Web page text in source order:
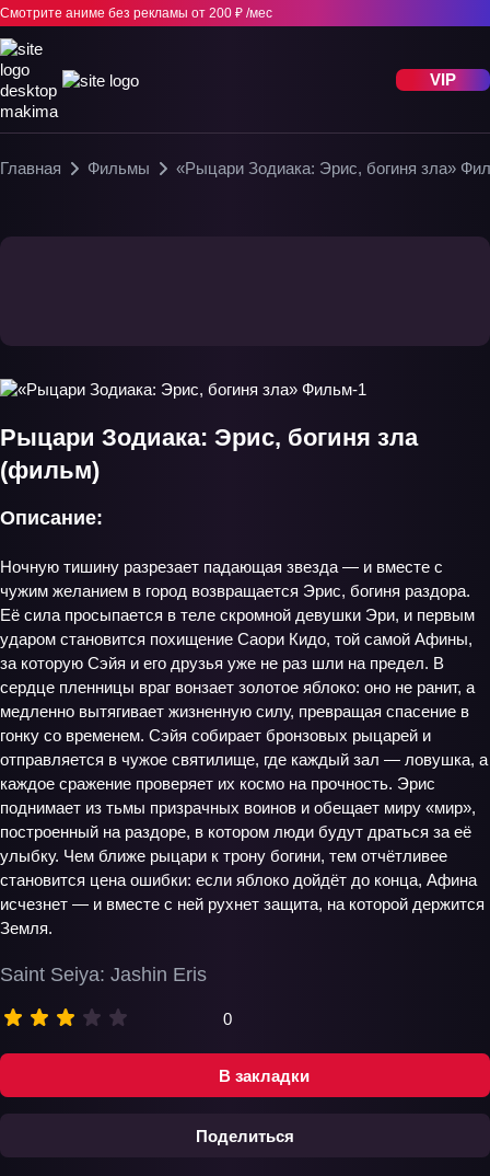
Смотрите аниме без рекламы от 200 ₽ /мес
VIP
Главная Фильмы «Рыцари Зодиака: Эрис, богиня зла»
В закладки
Поделиться
Рыцари Зодиака: Эрис, богиня зла
(фильм)
Saint Seiya: Jashin Eris
0
Описание:
Ночную тишину разрезает падающая звезда — и вместе с
чужим желанием в город возвращается Эрис, богиня раздора.
Её сила просыпается в теле скромной девушки Эри, и первым
ударом становится похищение Саори Кидо, той самой Афины,
за которую Сэйя и его друзья уже не раз шли на предел. В
сердце пленницы враг вонзает золотое яблоко: оно не ранит, а
медленно вытягивает жизненную силу, превращая спасение в
гонку со временем. Сэйя собирает бронзовых рыцарей и
отправляется в чужое святилище, где каждый зал — ловушка, а
каждое сражение проверяет их космо на прочность. Эрис
поднимает из тьмы призрачных воинов и обещает миру «мир»,
построенный на раздоре, в котором люди будут драться за её
улыбку. Чем ближе рыцари к трону богини, тем отчётливее
становится цена ошибки: если яблоко дойдёт до конца, Афина
исчезнет — и вместе с ней рухнет защита, на которой держится
Земля.